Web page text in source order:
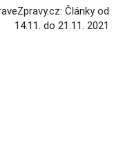
Články od
14.11. do 21.11. 2021